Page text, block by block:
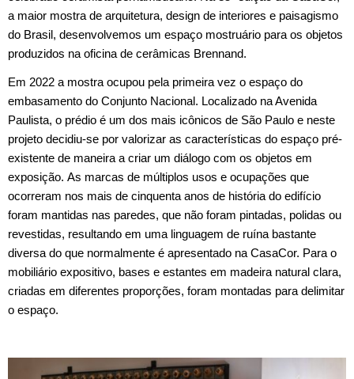
a maior mostra de arquitetura, design de interiores e paisagismo
do Brasil, desenvolvemos um espaço mostruário para os objetos
produzidos na oficina de cerâmicas Brennand.
Em 2022 a mostra ocupou pela primeira vez o espaço do
embasamento do Conjunto Nacional. Localizado na Avenida
Paulista, o prédio é um dos mais icônicos de São Paulo e neste
projeto decidiu-se por valorizar as características do espaço pré-
existente de maneira a criar um diálogo com os objetos em
exposição. As marcas de múltiplos usos e ocupações que
ocorreram nos mais de cinquenta anos de história do edifício
foram mantidas nas paredes, que não foram pintadas, polidas ou
revestidas, resultando em uma linguagem de ruína bastante
diversa do que normalmente é apresentado na CasaCor. Para o
mobiliário expositivo, bases e estantes em madeira natural clara,
criadas em diferentes proporções, foram montadas para delimitar
o espaço.